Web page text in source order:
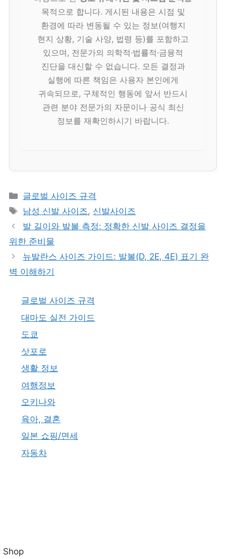
목적으로 합니다. 게시된 내용은 시점 및
환경에 따라 변동될 수 있는 정보(여행지
현지 상황, 기술 사양, 법령 등)를 포함하고
있으며, 전문가의 의학적·법률적·금융적
진단을 대신할 수 없습니다. 모든 결정과
실행에 따른 책임은 사용자 본인에게
귀속되므로, 구체적인 행동에 앞서 반드시
관련 분야 전문가의 자문이나 공식 최신
정보를 재확인하시기 바랍니다.
카
테
리
글로벌 사이즈 규격
태
그
남성 신발 사이즈, 신발사이즈
발 길이와 발볼 측정: 정확한 신발 사이즈 결정을
위한 준비물
뉴발란스 사이즈 가이드: 발볼(D, 2E, 4E) 표기 완
벽 이해하기
글로벌 사이즈 규격
대마도 실전 가이드
도쿄
삿포로
생활 정보
여행정보
오키나와
육아, 결혼
일본 쇼핑/면세
자동차
Shop